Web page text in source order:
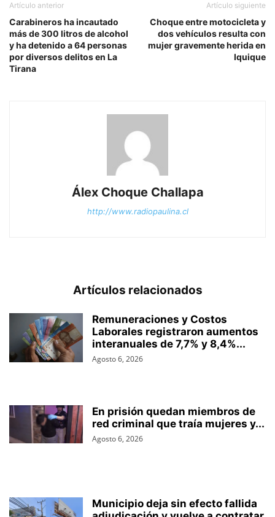
Artículo anterior
Carabineros ha incautado
más de 300 litros de alcohol
y ha detenido a 64 personas
por diversos delitos en La
Tirana
Artículo siguiente
Choque entre motocicleta y
dos vehículos resulta con
mujer gravemente herida en
Iquique
Álex Choque Challapa
http://www.radiopaulina.cl
Artículos relacionados
Remuneraciones y Costos
Laborales registraron aumentos
interanuales de 7,7% y 8,4%...
Agosto 6, 2026
En prisión quedan miembros de
red criminal que traía mujeres y...
Agosto 6, 2026
Municipio deja sin efecto fallida